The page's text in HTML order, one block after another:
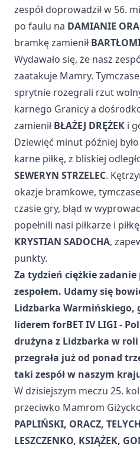
zespół doprowadził w 56.
po faulu na DAMIANIE
bramkę zamienił
Wydawało się, że nasz
zaatakuje Mamry.
sprytnie rozegrali rzut
karnego Granicy a
zamienił BŁAŻEJ DRĘŻEK i
Dziewięć minut później
karne piłkę, z bliskiej
SEWERYN STRZELEC.
okazje bramkowe,
czasie gry, błąd w
popełnili nasi piłkarze i
KRYSTIAN SADOCHA,
punkty.
Za tydzień ciężkie zadanie
zespołem. Udamy się
Lidzbarka Warmińskiego,
liderem forBET IV LIGI -
drużyna z Lidzbarka w
przegrała już od ponad
taki zespół w naszym
W dzisiejszym meczu 25.
przeciwko Mamrom
PAPLIŃSKI, ORACZ,
LESZCZENKO, KSIĄŻEK,